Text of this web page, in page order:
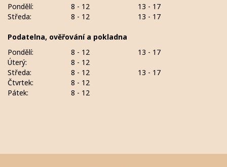
Pondělí:
8 - 12
13 - 17
Středa:
8 - 12 13 - 17
Podatelna, ověřování a pokladna
Pondělí:
8 - 12
13 - 17
Úterý:
8 - 12
Středa:
8 - 12
13 - 17
Čtvrtek:
8 - 12
Pátek:
8 - 12